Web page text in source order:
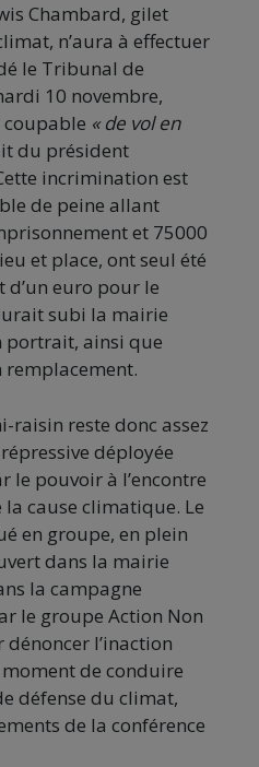
Chambard, gilet
n’aura à effectuer
le Tribunal de
10 novembre,
coupable « de vol en
du président
incrimination est
de peine allant
et 75000
et place, ont seul été
d’un euro pour le
subi la mairie
portrait, ainsi que
remplacement.
raisin reste donc assez
déployée
le pouvoir à l’encontre
cause climatique. Le
en groupe, en plein
dans la mairie
la campagne
le groupe Action Non
l’inaction
de conduire
défense du climat,
de la conférence